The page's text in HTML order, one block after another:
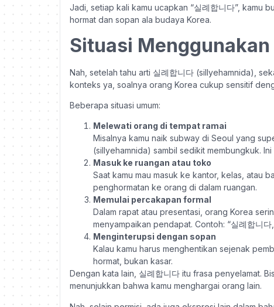
Jadi, setiap kali kamu ucapkan “실례합니다”, kamu
hormat dan sopan ala budaya Korea.
Situasi Menggunakan
Nah, setelah tahu arti 실례합니다 (sillyehamnida),
konteks ya, soalnya orang Korea cukup sensitif
Beberapa situasi umum:
Melewati orang di tempat ramai
Misalnya kamu naik subway di Seoul yang
(sillyehamnida) sambil sedikit membungkuk.
Masuk ke ruangan atau toko
Saat kamu mau masuk ke kantor, kelas, atau
penghormatan ke orang di dalam ruangan.
Memulai percakapan formal
Dalam rapat atau presentasi, orang Korea
menyampaikan pendapat. Contoh: “실례합니다
Menginterupsi dengan sopan
Kalau kamu harus menghentikan sejenak
hormat, bukan kasar.
Dengan kata lain, 실례합니다 itu frasa penyelamat.
menunjukkan bahwa kamu menghargai orang lain.